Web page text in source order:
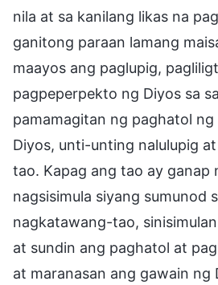
nila at sa kanilang likas na
ganitong paraan lamang
maayos ang paglupig,
pagpeperpekto ng Diyos sa
pamamagitan ng paghatol ng
Diyos, unti-unting nalulupig
tao. Kapag ang tao ay ganap
nagsisimula siyang sumunod
nagkatawang-tao,
at sundin ang paghatol at
at maranasan ang gawain ng